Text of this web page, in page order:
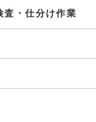
査・仕分け作業